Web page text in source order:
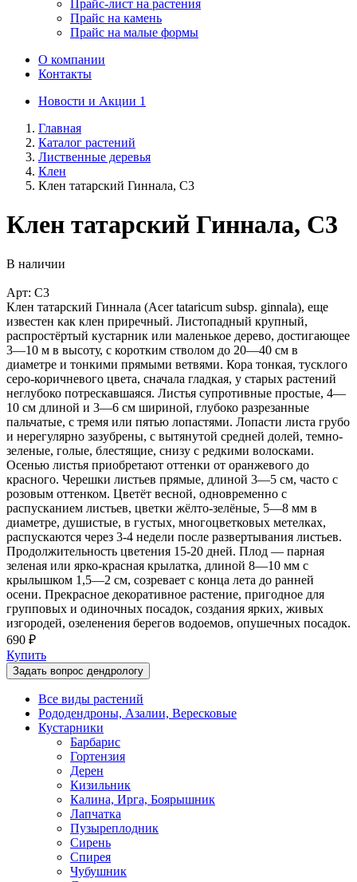
Прайс-лист на растения
Прайс на камень
Прайс на малые формы
О компании
Контакты
Новости и Акции 1
Главная
Каталог растений
Лиственные деревья
Клен
Клен татарский Гиннала, C3
Клен татарский Гиннала, C3
В наличии
Арт: C3
Клен татарский Гиннала (Acer tataricum subsp. ginnala), еще
известен как клен приречный. Листопадный крупный,
распростёртый кустарник или маленькое дерево, достигающее
3—10 м в высоту, с коротким стволом до 20—40 см в
диаметре и тонкими прямыми ветвями. Кора тонкая, тусклого
серо-коричневого цвета, сначала гладкая, у старых растений
неглубоко потрескавшаяся. Листья супротивные простые, 4—
10 см длиной и 3—6 см шириной, глубоко разрезанные
пальчатые, с тремя или пятью лопастями. Лопасти листа грубо
и нерегулярно зазубрены, с вытянутой средней долей, темно-
зеленые, голые, блестящие, снизу с редкими волосками.
Осенью листья приобретают оттенки от оранжевого до
красного. Черешки листьев прямые, длиной 3—5 см, часто с
розовым оттенком. Цветёт весной, одновременно с
распусканием листьев, цветки жёлто-зелёные, 5—8 мм в
диаметре, душистые, в густых, многоцветковых метелках,
распускаются через 3-4 недели после развертывания листьев.
Продолжительность цветения 15-20 дней. Плод — парная
зеленая или ярко-красная крылатка, длиной 8—10 мм с
крылышком 1,5—2 см, созревает с конца лета до ранней
осени. Прекрасное декоративное растение, пригодное для
групповых и одиночных посадок, создания ярких, живых
изгородей, озеленения берегов водоемов, опушечных посадок.
690 ₽
Купить
Задать вопрос дендрологу
Все виды растений
Рододендроны, Азалии, Вересковые
Кустарники
Барбарис
Гортензия
Дерен
Кизильник
Калина, Ирга, Боярышник
Лапчатка
Пузыреплодник
Сирень
Спирея
Чубушник